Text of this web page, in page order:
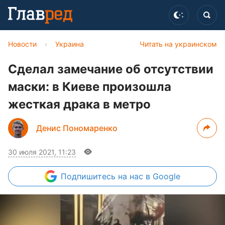
Читать на украинском
Новости › Украина
Сделал замечание об отсутствии
маски: в Киеве произошла
жесткая драка в метро
Денис Пономаренко
30 июля 2021, 11:23
Подпишитесь на нас в Google